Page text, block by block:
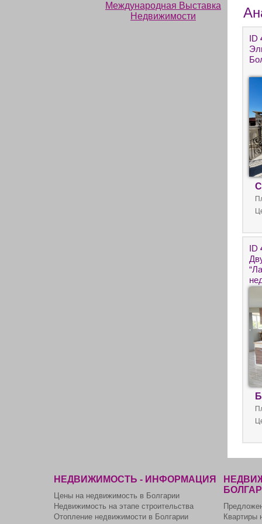
ID
ID
НЕДВИЖИМОСТЬ - ИНФОРМАЦИЯ
Цены на недвижимость в Болгарии
Недвижимость на этапе строительства
Отопление недвижимости в Болгарии
Квартиры